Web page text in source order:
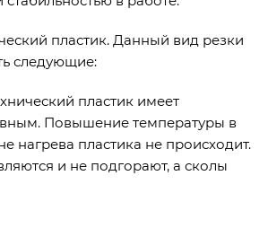
пластик. Данный вид резки
следующие:
пластик имеет
Повышение температуры в
нагрева пластика не происходит.
и не подгорают, а сколы